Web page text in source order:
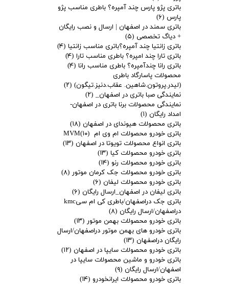
باتری پژو پارس چند آمپره؟ باطری مناسب پژو
پارس (۶)
باتری سمند در اصفهان | ارسال و نصب رایگان
+ دیاگ تخصصی (۵)
باتری زانتیا چند آمپره؟باتری مناسب زانتیا (۴)
باتری تارا چند امپره؟ باطری مناسب تارا (۴)
باتری رانا چندآمپره؟ باطری مناسب رانا (۴)
محصولات پاسارگاد باطری
(لیدر.پروتون.شاهین. عقاب.دنیز.تیگون) (۲)
نمایندگی صبا باتری در اصفهان_ (۲)
نمایندگی محصولات برنا باتری در اصفهان-
امداد رایگان (۱)
باتری محصولات هیوندای در اصفهان (۱۸)
باتری خودرو محصولات ام وی ام MVM (۱۰)
باتری انواع محصولات تویوتا در اصفهان (۱۳)
باتری خودرو محصولات کیا (۱۳)
باتری خودرو محصولات رنو (۱۴)
باتری خودرو محصولات جک کرمان موتور (۸)
باتری خودرو محصولات لیفان (۶)
باتری لیفان در اصفهان_ارسال رایگان (۶)
باتری جک دراصفهان/باطری کی ام سیkmc
دراصفهان/ارسال رایگان (۸)
باتری خودرو محصولات بهمن موتور (۱۳)
باتری خودرو های بهمن موتور دراصفهان/ارسال
رایگان دراصفهان (۱۳)
باتری خودرو محصولات سایپا در اصفهان (۱۲)
باتری خودرو و ماشین محصولات سایپا در
اصفهان/ارسال رایگان (۹)
باتری خودرو محصولات ایرانخودرو (۱۴)